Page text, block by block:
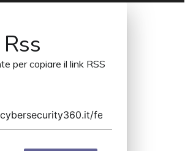
per copiare il link RSS